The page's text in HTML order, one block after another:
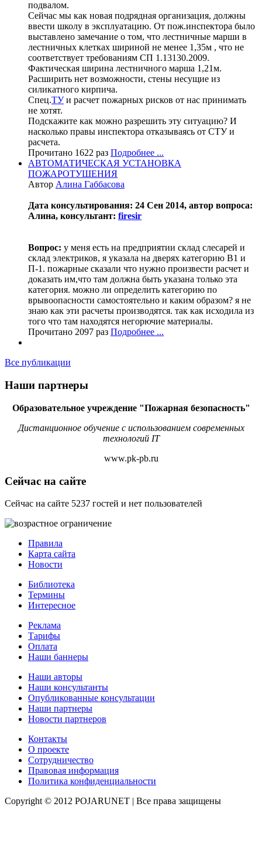
подвалом.
Сейчас мы как новая подрядная организация, должны
ввести школу в эксплуатацию. От пож.инспектора было
выставлено замечание о том, что лестничные марши в
лестничных клетках шириной не менее 1,35м , что не
соответствует требованиям СП 1.13130.2009.
Фактическая ширина лестничного марша 1,21м.
Расширить нет возможности, стены несущие из
силикатного кирпича.
Спец.ТУи расчет пожарных рисков от нас принимать
не хотят.
Подскажите как можно разрешить эту ситуацию? И
насколько правы инспектора отказываясь от СТУ и
расчета.
Прочитано 1622 раз Подробнее ...
АВТОМАТИЧЕСКАЯ УСТАНОВКА
ПОЖАРОТУШЕНИЯ
Автор Алина Габбасова
Дата консультирования: 24 Сен 2014, автор вопроса:
Алина, консультант: firesir
Вопрос: у меня есть на предприятии склад слесарей и
склад электриков, я указала на дверях категорию В1 и
П-1. пожарные сказали что нужно произвести расчет и
доказать им,что там должна быть указана только эта
категория. можно ли определить категорию по
врывоопасности самостоятельно и каким образом? я не
знаю как эти расчеты производятся. так как исходила из
того что там находятся негорючие материалы.
Прочитано 2097 раз Подробнее ...
Все публикации
Наши партнеры
Образовательное учреждение "Пожарная безопасность"
Дистанционное обучение с использованием современных
технологий IT
www.pk-pb.ru
Сейчас на сайте
Сейчас на сайте 5237 гостей и нет пользователей
Правила
Карта сайта
Новости
Библиотека
Термины
Интересное
Реклама
Тарифы
Оплата
Наши баннеры
Наши авторы
Наши консультанты
Опубликованные консультации
Наши партнеры
Новости партнеров
Контакты
О проекте
Сотрудничество
Правовая информация
Политика конфиденциальности
Copyright © 2012 POJARUNET | Все права защищены